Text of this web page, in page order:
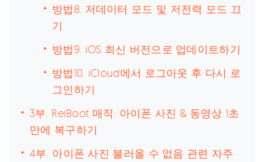
방법8. 저데이터 모드 및 저전력 모드 끄
기
방법9. iOS 최신 버전으로 업데이트하기
방법10. iCloud에서 로그아웃 후 다시 로
그인하기
3부. ReiBoot 매직: 아이폰 사진 & 동영상 1초
만에 복구하기
4부. 아이폰 사진 불러올 수 없음 관련 자주